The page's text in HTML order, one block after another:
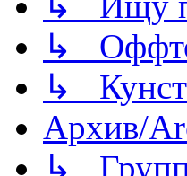
↳
↳
Архив/
↳